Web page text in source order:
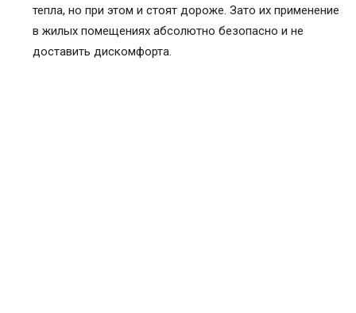
тепла, но при этом и стоят дороже. Зато их применение
в жилых помещениях абсолютно безопасно и не
доставить дискомфорта.